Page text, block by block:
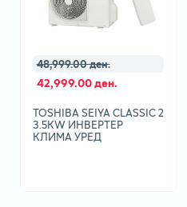
48,999.00 ден.
42,999.00 ден.
TOSHIBA SEIYA CLASSIC 2
3.5KW ИНВЕРТЕР
КЛИМА УРЕД